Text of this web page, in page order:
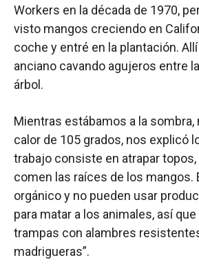
Workers en la década de 1970,
visto mangos creciendo en
coche y entré en la plantación.
anciano cavando agujeros entre
árbol.
Mientras estábamos a la sombra,
calor de 105 grados, nos explicó
trabajo consiste en atrapar
comen las raíces de los mangos.
orgánico y no pueden usar
para matar a los animales, así
trampas con alambres
madrigueras”.